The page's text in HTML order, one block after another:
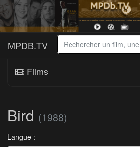
MPDB.TV
Films
Bird (1988)
Langue :